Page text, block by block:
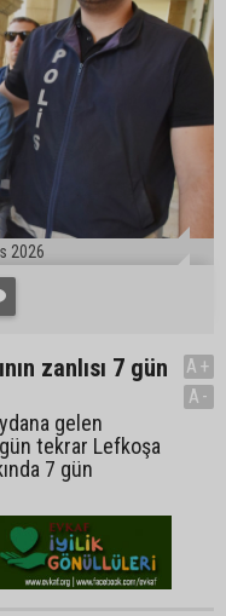
2026
zanlısı 7 gün
gelen
tekrar Lefkoşa
7 gün
A+
A-